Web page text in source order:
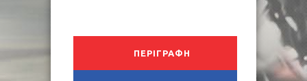
ΠΕΡΙΓΡΑΦΉ